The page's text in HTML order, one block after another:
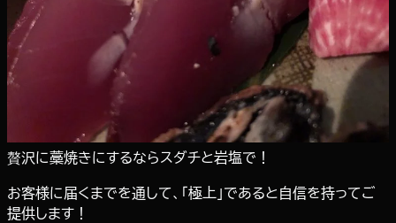
贅沢に藁焼きにするならスダチと岩塩で！
お客様に届くまでを通して、「極上」であると自信を持ってご
提供します！